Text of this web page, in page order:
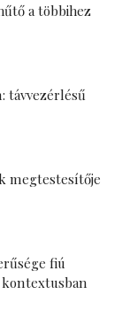
a többihez
távvezérlésű
megtestesítője
fiú